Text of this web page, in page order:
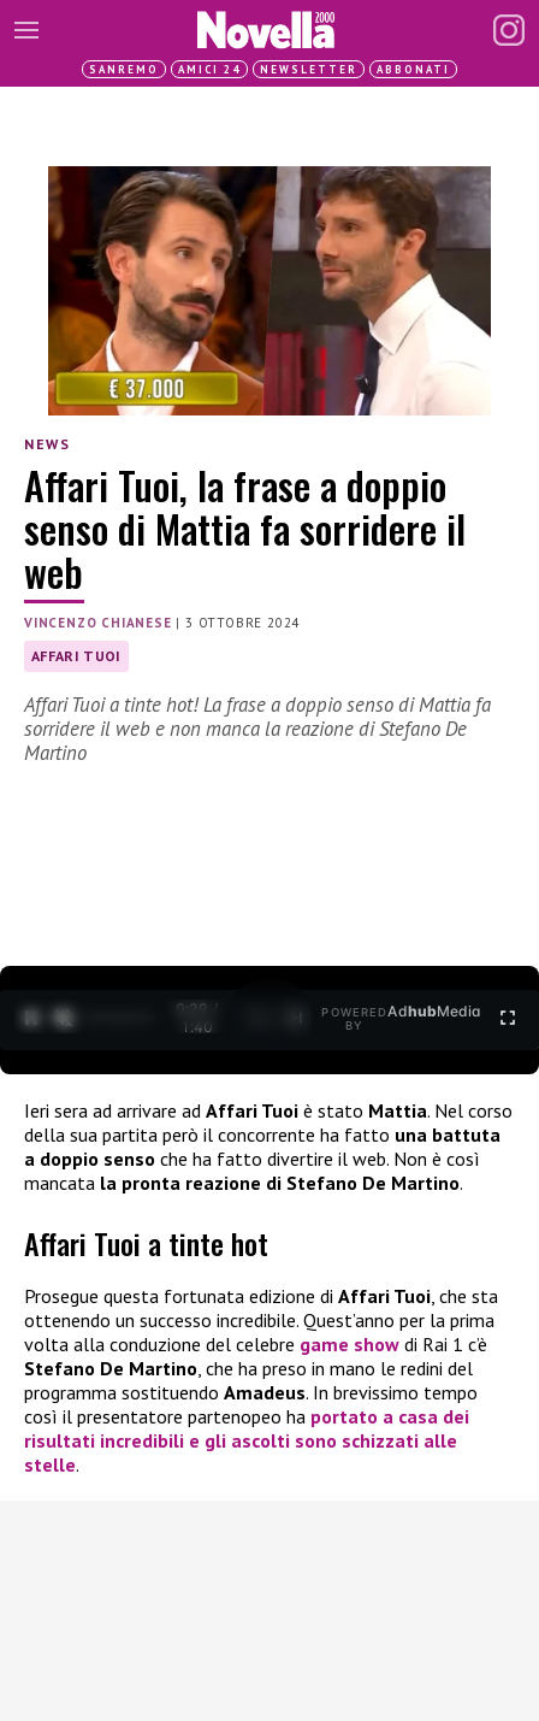
SANREMO AMICI 24 NEWSLETTER ABBONATI
NEWS
Affari Tuoi, la frase a doppio
senso di Mattia fa sorridere il
web
VINCENZO CHIANESE |3 OTTOBRE 2024
AFFARI TUOI
Affari Tuoi a tinte hot! La frase a doppio senso di Mattia fa
sorridere il web e non manca la reazione di Stefano De
Martino
0:30 /
1:40
POWERED
BY
AdhubMedia
Ieri sera ad arrivare ad Affari Tuoi è stato Mattia. Nel corso
della sua partita però il concorrente ha fatto una battuta
a doppio senso che ha fatto divertire il web. Non è così
mancata la pronta reazione di Stefano De Martino.
Affari Tuoi a tinte hot
Prosegue questa fortunata edizione di Affari Tuoi, che sta
ottenendo un successo incredibile. Quest’anno per la prima
volta alla conduzione del celebre game show di Rai 1 c’è
Stefano De Martino, che ha preso in mano le redini del
programma sostituendo Amadeus. In brevissimo tempo
così il presentatore partenopeo ha portato a casa dei
risultati incredibili e gli ascolti sono schizzati alle
stelle.